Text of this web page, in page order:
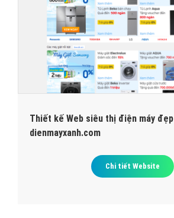
Thiết kế Web siêu thị điện máy đẹp
dienmayxanh.com
Chi tiết Website